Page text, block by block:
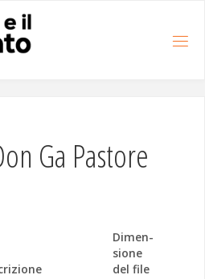
Ga Pastore
Dimen­
sione
del file